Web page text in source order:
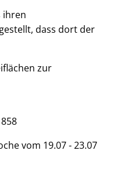
ihren
dass dort der
zur
vom 19.07 - 23.07